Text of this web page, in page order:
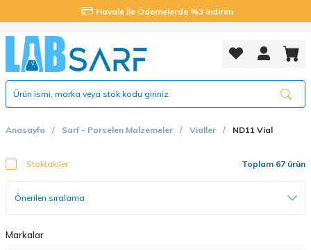
Havale İle Ödemelerde %3 indirim
Anasayfa Sarf - Porselen Malzemeler Vialler ND11 Vial
Stoktakiler Toplam 67 ürün
Markalar